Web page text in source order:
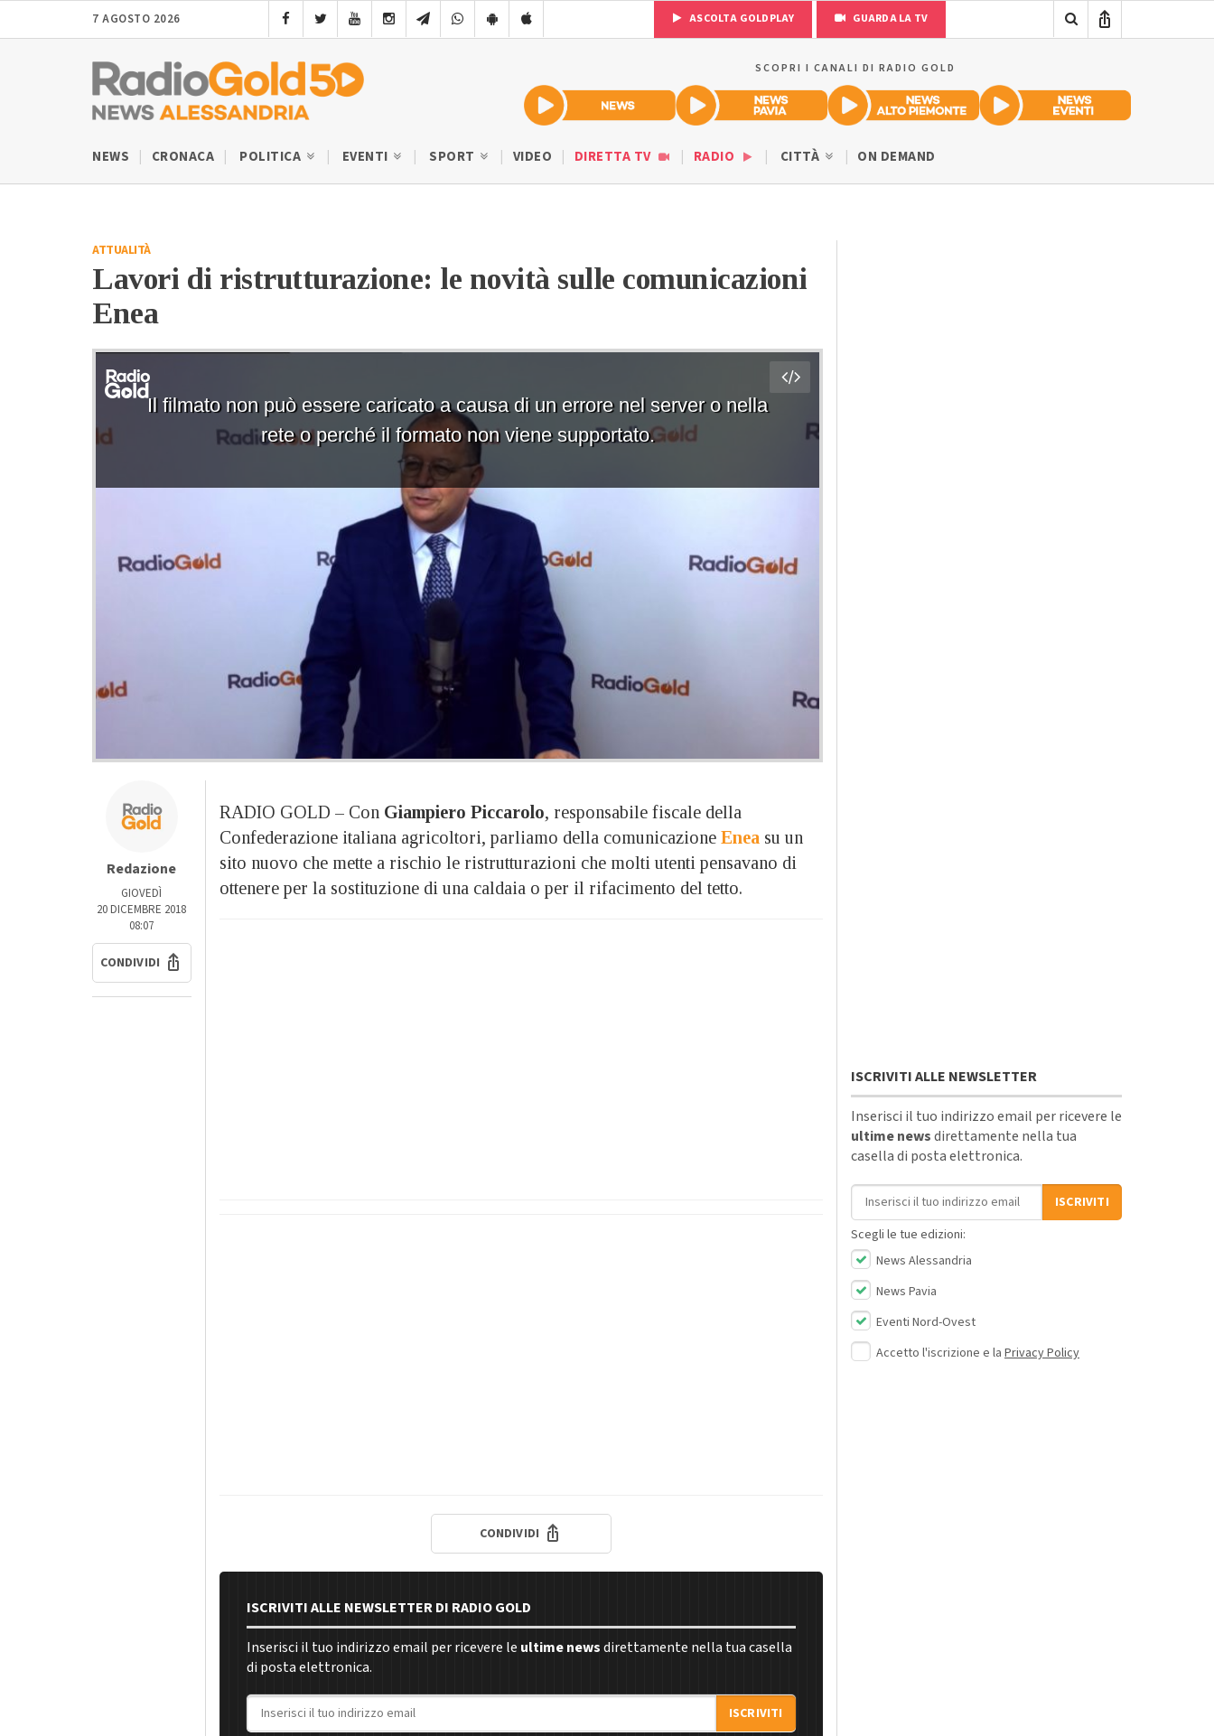
7 AGOSTO 2026 ASCOLTA GOLDPLAY GUARDA LA TV
SCOPRI I CANALI DI RADIO GOLD
NEWS CRONACA POLITICA EVENTI SPORT VIDEO DIRETTA TV RADIO CITTÀ ON DEMAND
ATTUALITÀ
Lavori di ristrutturazione: le novità sulle comunicazioni
Enea
Redazione
GIOVEDÌ
20 DICEMBRE 2018
08:07
CONDIVIDI
RADIO GOLD – Con Giampiero Piccarolo, responsabile fiscale della
Confederazione italiana agricoltori, parliamo della comunicazione Enea su un
sito nuovo che mette a rischio le ristrutturazioni che molti utenti pensavano di
ottenere per la sostituzione di una caldaia o per il rifacimento del tetto.
CONDIVIDI
ISCRIVITI ALLE NEWSLETTER DI RADIO GOLD
Inserisci il tuo indirizzo email per ricevere le ultime newsdirettamente nella tua casella
di posta elettronica.
Indirizzo email
ISCRIVITI
ISCRIVITI ALLE NEWSLETTER
Inserisci il tuo indirizzo email per ricevere le
ultime newsdirettamente nella tua
casella di posta elettronica.
Indirizzo email
ISCRIVITI
Scegli le tue edizioni:
News Alessandria
News Pavia
Eventi Nord-Ovest
Accetto l'iscrizione e la Privacy Policy